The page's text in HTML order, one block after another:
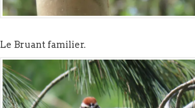
Le Bruant familier.